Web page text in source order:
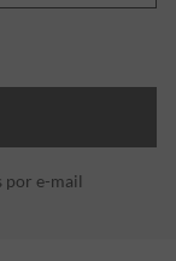
por e-mail